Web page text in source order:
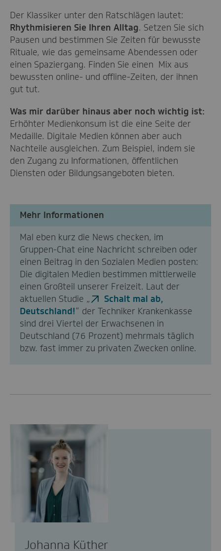
Der Klassiker unter den Ratschlägen lautet:
Rhythmisieren Sie Ihren Alltag. Setzen Sie sich
Pausen und bestimmen Sie Zeiten für bewusste
Rituale, wie das gemeinsame Abendessen oder
einen Spaziergang. Finden Sie einen Mix aus
bewussten online- und offline-Zeiten, der ihnen
gut tut.
Was mir darüber hinaus aber noch wichtig ist:
Erhöhter Medienkonsum ist die eine Seite der
Medaille. Digitale Medien können aber auch
Nachteile ausgleichen. Zum Beispiel, indem sie
den Zugang zu Informationen, öffentlichen
Diensten oder Bildungsangeboten bieten.
Mehr Informationen
Mal eben kurz die News checken, im
Gruppen-Chat eine Nachricht schreiben oder
einen Beitrag in den Sozialen Medien posten:
Die digitalen Medien bestimmen mittlerweile
einen Großteil unserer Freizeit. Laut der
aktuellen Studie „
Schalt mal ab,
Deutschland!“ der Techniker Krankenkasse
sind drei Viertel der Erwachsenen in
Deutschland (76 Prozent) mehrmals täglich
bzw. fast immer zu privaten Zwecken online.
Johanna Küther